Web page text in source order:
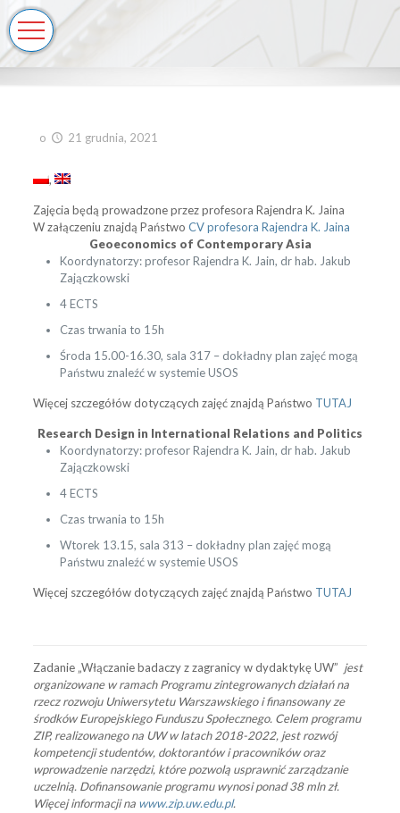
o 21 grudnia, 2021
Zajęcia będą prowadzone przez profesora Rajendra K. Jaina
W załączeniu znajdą PaństwoCV profesora Rajendra K. Jaina
Geoeconomics of Contemporary Asia
Koordynatorzy: profesor Rajendra K. Jain, dr hab. Jakub
Zajączkowski
4 ECTS
Czas trwania to 15h
Środa 15.00-16.30, sala 317 – dokładny plan zajęć mogą
Państwu znaleźć w systemie USOS
Więcej szczegółów dotyczących zajęć znajdą Państwo TUTAJ
Research Design in International Relations and Politics
Koordynatorzy: profesor Rajendra K. Jain, dr hab. Jakub
Zajączkowski
4 ECTS
Czas trwania to 15h
Wtorek 13.15, sala 313 – dokładny plan zajęć mogą
Państwu znaleźć w systemie USOS
Więcej szczegółów dotyczących zajęć znajdą Państwo TUTAJ
Zadanie „Włączanie badaczy z zagranicy w dydaktykę UW” jest
organizowane w ramach Programu zintegrowanych działań na
rzecz rozwoju Uniwersytetu Warszawskiego i finansowany ze
środków Europejskiego Funduszu Społecznego. Celem programu
ZIP, realizowanego na UW w latach 2018-2022, jest rozwój
kompetencji studentów, doktorantów i pracowników oraz
wprowadzenie narzędzi, które pozwolą usprawnić zarządzanie
uczelnią. Dofinansowanie programu wynosiponad 38 mln zł.
Więcej informacji na www.zip.uw.edu.pl.